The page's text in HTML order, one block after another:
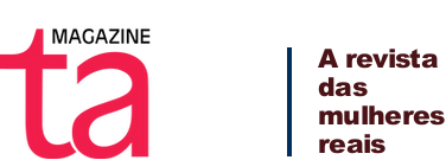
A revista
das
mulheres
reais